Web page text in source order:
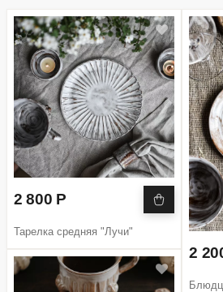
2 800 Р
Тарелка средняя "Лучи"
2